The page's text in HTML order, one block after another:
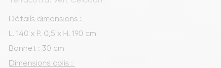
Détails dimensions :
L. 140 x P. 0,5 x H. 190 cm
Bonnet : 30 cm
Dimensions colis :